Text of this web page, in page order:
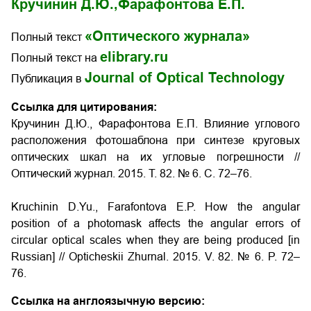
Кручинин Д.Ю.,Фарафонтова Е.П.
Полный текст «Оптического журнала»
Полный текст на elibrary.ru
Публикация в Journal of Optical Technology
Ссылка для цитирования:
Кручинин Д.Ю., Фарафонтова Е.П. Влияние углового
расположения фотошаблона при синтезе круговых
оптических шкал на их угловые погрешности //
Оптический журнал. 2015. Т. 82. № 6. С. 72–76.
Kruchinin D.Yu., Farafontova E.P. How the angular
position of a photomask affects the angular errors of
circular optical scales when they are being produced
[in
Russian] // Opticheskii Zhurnal. 2015. V. 82. № 6. P. 72–
76.
Ссылка на англоязычную версию: